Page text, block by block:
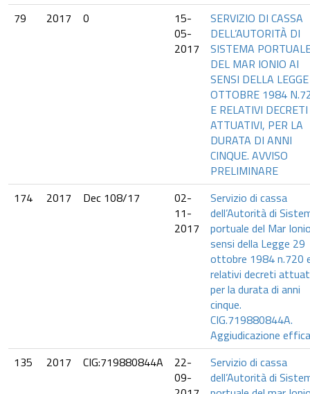
79
2017 0
15-
05-
2017
SERVIZIO DI CASSA
DELL’AUTORITÀ DI
SISTEMA
DEL MAR IONIO AI
SENSI DELLA
OTTOBRE 1984
E RELATIVI DECRETI
ATTUATIVI, PER LA
DURATA DI ANNI
CINQUE. AVVISO
PRELIMINARE
174
2017 Dec 108/17
02-
11-
2017
Servizio di cassa
dell’Autorità di
portuale del Mar
sensi della Legge 29
ottobre 1984 n.720
relativi decreti
per la durata di anni
cinque.
CIG.719880844A.
Aggiudicazione
135
2017 CIG:719880844A
22-
09-
Servizio di cassa
dell’Autorità di